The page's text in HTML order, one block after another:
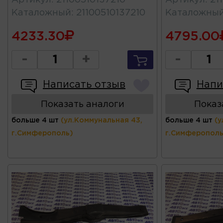
Каталожный : 21100510137210
4233.30
- +
Написать отзыв
Показать аналоги
больше 4 шт (ул.Коммунальная 43,
г.Симферополь)
4795.00
-
больше 4 шт